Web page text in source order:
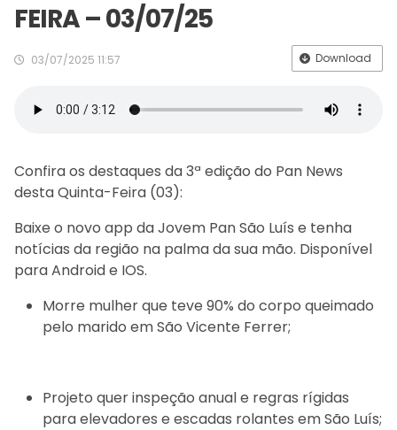
FEIRA – 03/07/25
03/07/2025 11:57 Download
Confira os destaques da 3ª edição do Pan News
desta Quinta-Feira (03):
Baixe o novo app da Jovem Pan São Luís e tenha
notícias da região na palma da sua mão. Disponível
para Android e IOS.
Morre mulher que teve 90% do corpo queimado
pelo marido em São Vicente Ferrer;
Projeto quer inspeção anual e regras rígidas
para elevadores e escadas rolantes em São Luís;